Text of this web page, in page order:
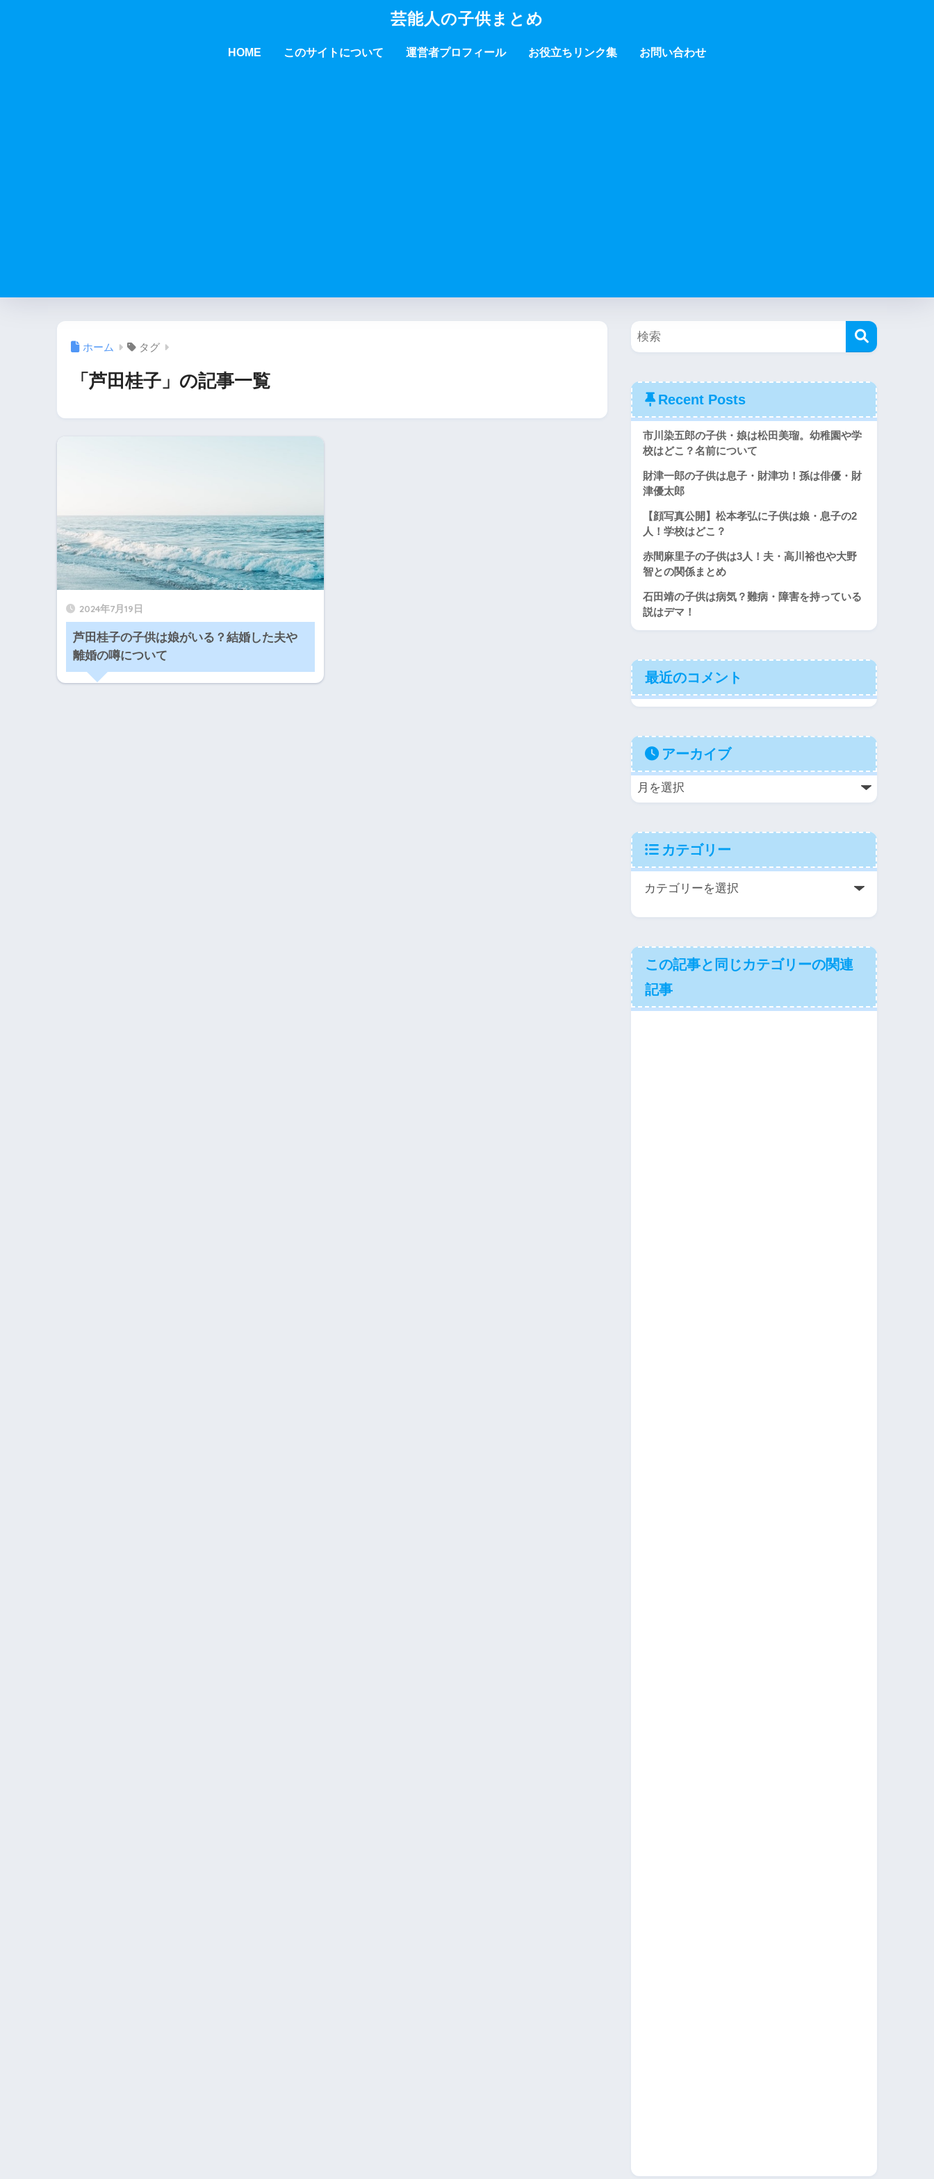
芸能人の子供まとめ
HOME このサイトについて 運営者プロフィール お役立ちリンク集 お問い合わせ
ホーム タグ
「芦田桂子」の記事一覧
2024年7月19日
芦田桂子の子供は娘がいる？結婚した夫や
離婚の噂について
Recent Posts
市川染五郎の子供・娘は松田美瑠。幼稚園や学
校はどこ？名前について
財津一郎の子供は息子・財津功！孫は俳優・財
津優太郎
【顔写真公開】松本孝弘に子供は娘・息子の2
人！学校はどこ？
赤間麻里子の子供は3人！夫・高川裕也や大野
智との関係まとめ
石田靖の子供は病気？難病・障害を持っている
説はデマ！
最近のコメント
アーカイブ
カテゴリー
この記事と同じカテゴリーの関連
記事